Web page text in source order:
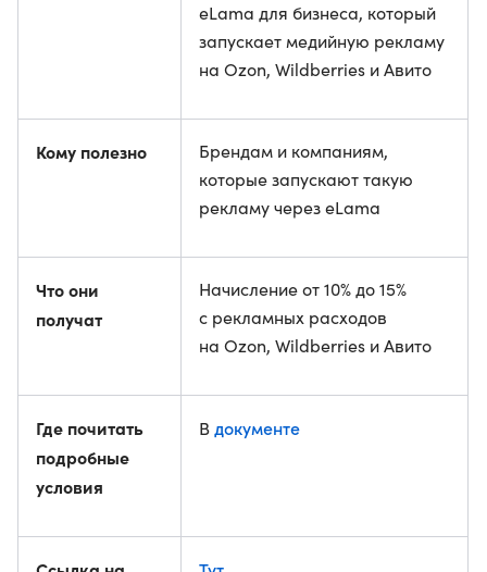
eLama для бизнеса, который
запускает медийную рекламу
на Ozon, Wildberries и Авито
Кому полезно
Брендам и компаниям,
которые запускают такую
рекламу через eLama
Что они
получат
Начисление от 10% до 15%
с рекламных расходов
на Ozon, Wildberries и Авито
Где почитать
подробные
условия
Вдокументе